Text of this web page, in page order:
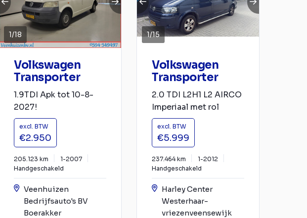
1/18
Volkswagen
Transporter
1.9TDI Apk tot 10-8-
2027!
excl. BTW
€2.950
205.123 km
1-2007
Handgeschakeld
Veenhuizen
Bedrijfsauto's BV
Boerakker
1/15
Volkswagen
Transporter
2.0 TDI L2H1 L2 AIRCO
Imperiaal met rol
excl. BTW
€5.999
237.464 km
1-2012
Handgeschakeld
Harley Center
Westerhaar-
vriezenveensewijk